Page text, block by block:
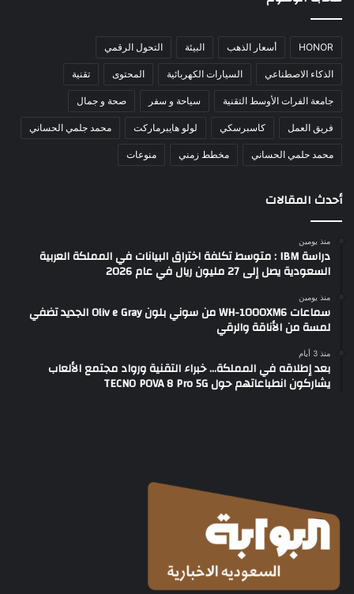
HONOR أسعار الذهب البيئة التحول الرقمي
الذكاء الاصطناعي السيارات الكهربائية المحتوى تقنية
جامعة الفرات الأوسط التقنية سياحة و سفر صحة و جمال
فريق العمل كاسبرسكي لولو هايبرماركت محمد جلمي الحساني
محمد حلمي الحساني مخطط زمني منوعات
أحدث المقالات
منذ يومين
دراسة IBM : متوسط تكلفة اختراق البيانات في المملكة العربية
السعودية يصل إلى 27 مليون ريال في عام 2026
منذ يومين
سماعات WH-1000XM6 من سوني بلون Oliv e Gray الجديد تضفي
لمسة من الأناقة والرقي
منذ 3 أيام
بعد إطلاقه في المملكة… خبراء التقنية ورواد مجتمع الألعاب
يشاركون انطباعاتهم حول TECNO POVA 8 Pro 5G